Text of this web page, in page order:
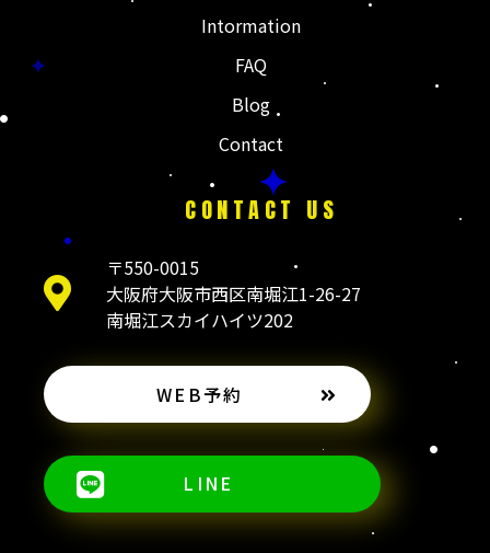
Intormation
FAQ
Blog
Contact
CONTACT US
〒550-0015
大阪府大阪市西区南堀江1-26-27
南堀江スカイハイツ202
WEB予約
LINE